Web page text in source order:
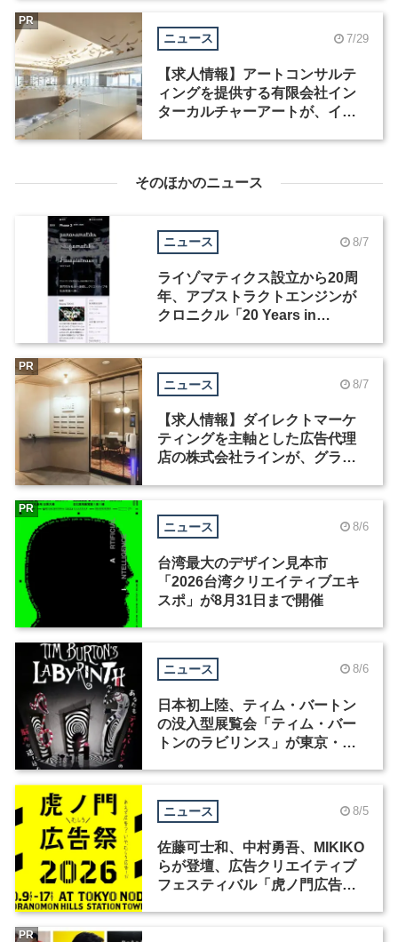
ニュース 7/29
【求人情報】アートコンサルテ
ィングを提供する有限会社イン
ターカルチャーアートが、イン
PR
そのほかのニュース
ニュース 8/7
ライゾマティクス設立から20周
年、アブストラクトエンジンが
クロニクル「20 Years in
ニュース 8/7
【求人情報】ダイレクトマーケ
ティングを主軸とした広告代理
店の株式会社ラインが、グラフ
PR
ニュース 8/6
台湾最大のデザイン見本市
「2026台湾クリエイティブエキ
スポ」が8月31日まで開催
PR
ニュース 8/6
日本初上陸、ティム・バートン
の没入型展覧会「ティム・バー
トンのラビリンス」が東京・豊
ニュース 8/5
佐藤可士和、中村勇吾、MIKIKO
らが登壇、広告クリエイティブ
フェスティバル「虎ノ門広告
PR